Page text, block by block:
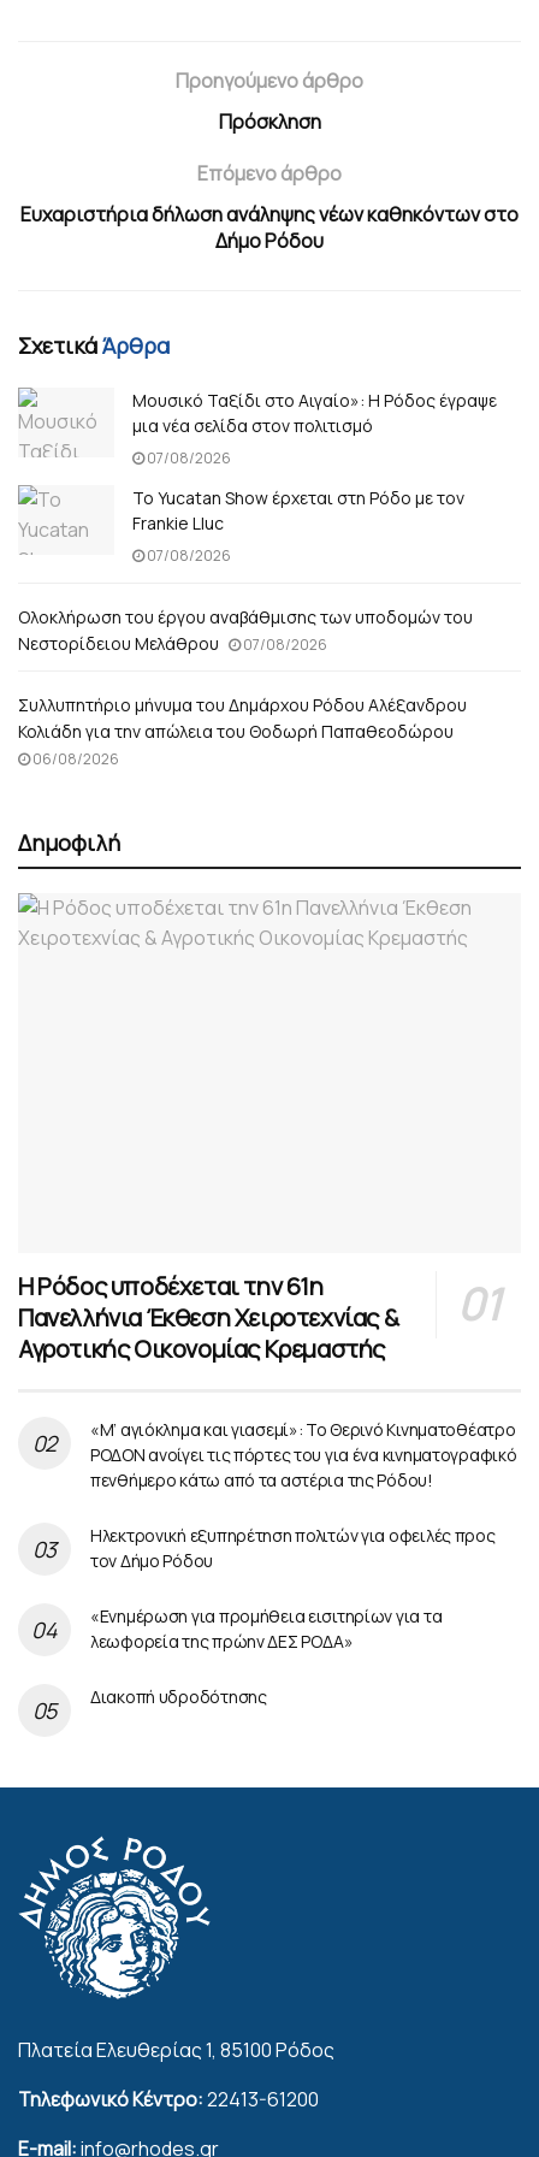
Προηγούμενο άρθρο
Πρόσκληση
Επόμενο άρθρο
Ευχαριστήρια δήλωση ανάληψης νέων καθηκόντων στο
Δήμο Ρόδου
ΣχετικάΆρθρα
Μουσικό Ταξίδι στο Αιγαίο»: Η Ρόδος έγραψε
μια νέα σελίδα στον πολιτισμό
07/08/2026
Το Yucatan Show έρχεται στη Ρόδο με τον
Frankie Lluc
07/08/2026
Ολοκλήρωση του έργου αναβάθμισης των υποδομών του
Νεστορίδειου Μελάθρου
07/08/2026
Συλλυπητήριο μήνυμα του Δημάρχου Ρόδου Αλέξανδρου
Κολιάδη για την απώλεια του Θοδωρή Παπαθεοδώρου
06/08/2026
Δημοφιλή
Η Ρόδος υποδέχεται την 61η
Πανελλήνια Έκθεση Χειροτεχνίας &
Αγροτικής Οικονομίας Κρεμαστής
«Μ’ αγιόκλημα και γιασεμί»: Το Θερινό Κινηματοθέατρο
ΡΟΔΟΝ ανοίγει τις πόρτες του για ένα κινηματογραφικό
πενθήμερο κάτω από τα αστέρια της Ρόδου!
Ηλεκτρονική εξυπηρέτηση πολιτών για οφειλές προς
τον Δήμο Ρόδου
«Ενημέρωση για προμήθεια εισιτηρίων για τα
λεωφορεία της πρώην ΔΕΣ ΡΟΔΑ»
Διακοπή υδροδότησης
Πλατεία Ελευθερίας 1, 85100 Ρόδος
Τηλεφωνικό Κέντρο:22413-61200
E-mail:info@rhodes.gr